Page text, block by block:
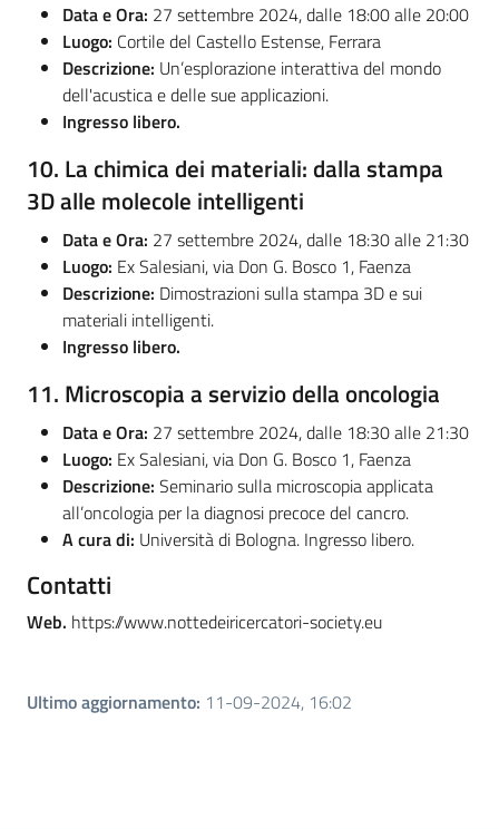
Data e Ora: 27 settembre 2024, dalle 18:00 alle 20:00
Luogo: Cortile del Castello Estense, Ferrara
Descrizione: Un’esplorazione interattiva del mondo
dell'acustica e delle sue applicazioni.
Ingresso libero.
10. La chimica dei materiali: dalla stampa
3D alle molecole intelligenti
Data e Ora: 27 settembre 2024, dalle 18:30 alle 21:30
Luogo: Ex Salesiani, via Don G. Bosco 1, Faenza
Descrizione: Dimostrazioni sulla stampa 3D e sui
materiali intelligenti.
Ingresso libero.
11. Microscopia a servizio della oncologia
Data e Ora: 27 settembre 2024, dalle 18:30 alle 21:30
Luogo: Ex Salesiani, via Don G. Bosco 1, Faenza
Descrizione: Seminario sulla microscopia applicata
all’oncologia per la diagnosi precoce del cancro.
A cura di: Università di Bologna. Ingresso libero.
Contatti
Web. https://www.nottedeiricercatori-society.eu
Ultimo aggiornamento: 11-09-2024, 16:02